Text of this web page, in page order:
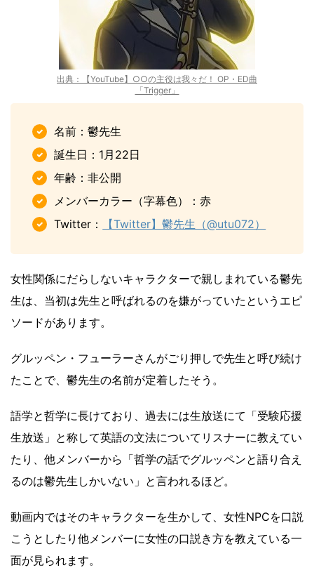
出典：【YouTube】○○の主役は我々だ！ OP・ED曲
「Trigger」
名前：鬱先生
誕生日：1月22日
年齢：非公開
メンバーカラー（字幕色）：赤
Twitter：
【Twitter】鬱先生（@utu072）
女性関係にだらしないキャラクターで親しまれている鬱先
生は、当初は先生と呼ばれるのを嫌がっていたというエピ
ソードがあります。
グルッペン・フューラーさんがごり押しで先生と呼び続け
たことで、鬱先生の名前が定着したそう。
語学と哲学に長けており、過去には生放送にて「受験応援
生放送」と称して英語の文法についてリスナーに教えてい
たり、他メンバーから「哲学の話でグルッペンと語り合え
るのは鬱先生しかいない」と言われるほど。
動画内ではそのキャラクターを生かして、女性NPCを口説
こうとしたり他メンバーに女性の口説き方を教えている一
面が見られます。